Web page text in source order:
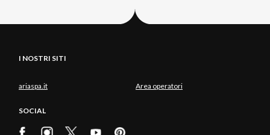
I NOSTRI SITI
ariaspa.it Area operatori
SOCIAL